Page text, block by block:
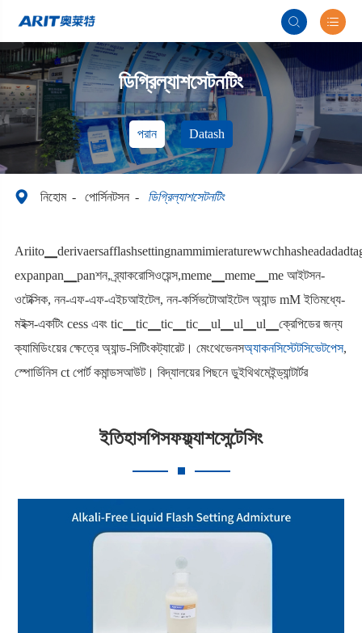
 
ডিগ্রিল্যাশসেটনটিং
পরান Datash
 নিহোম পোর্সিনটসন ডিগ্রিল্যাশসেটনটিং
expanpan▁panশন, ব্র্যাকরোসিওয়েন্স,meme▁meme▁me আইটসন-
ওটেক্সিক, নন-এফ-এফ-এইচআইটেল, নন-কর্সিভটোআইটেল অ্যান্ড mМ ইতিমধ্যে-
মইক্স-একটিং cess এবং tic▁tic▁tic▁tic▁ul▁ul▁ul▁ক্রেপিডের জন্য
ক্যামিডিংয়ের ক্ষেত্রে অ্যান্ড-সিটিংকট্যারেট। মেংথেভেনসঅ্যাকনসিস্টেটসিভেটপেস,
স্পোর্ডিনিস ct পোর্ট কমান্ডসআউট। বিদ্যালয়ের পিছনে ডুইথিথমেইন্ড্যান্টার্টর
ইতিহাসপিসফফ্ল্যাশসেন্টেসিং